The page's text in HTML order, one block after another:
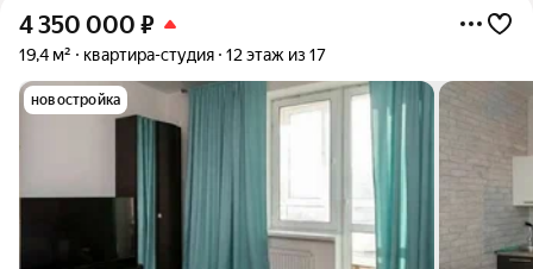
4 350 000 ₽
19,4 м² квартира-студия 12 этаж из 17
новостройка